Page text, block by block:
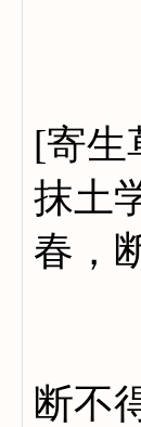
(等
[寄生
抹土
春，
(等
断不